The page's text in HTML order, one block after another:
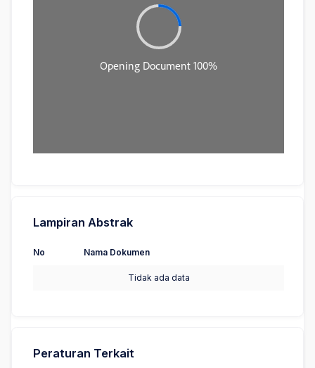
Lampiran Abstrak
No Nama Dokumen
Tidak ada data
Peraturan Terkait